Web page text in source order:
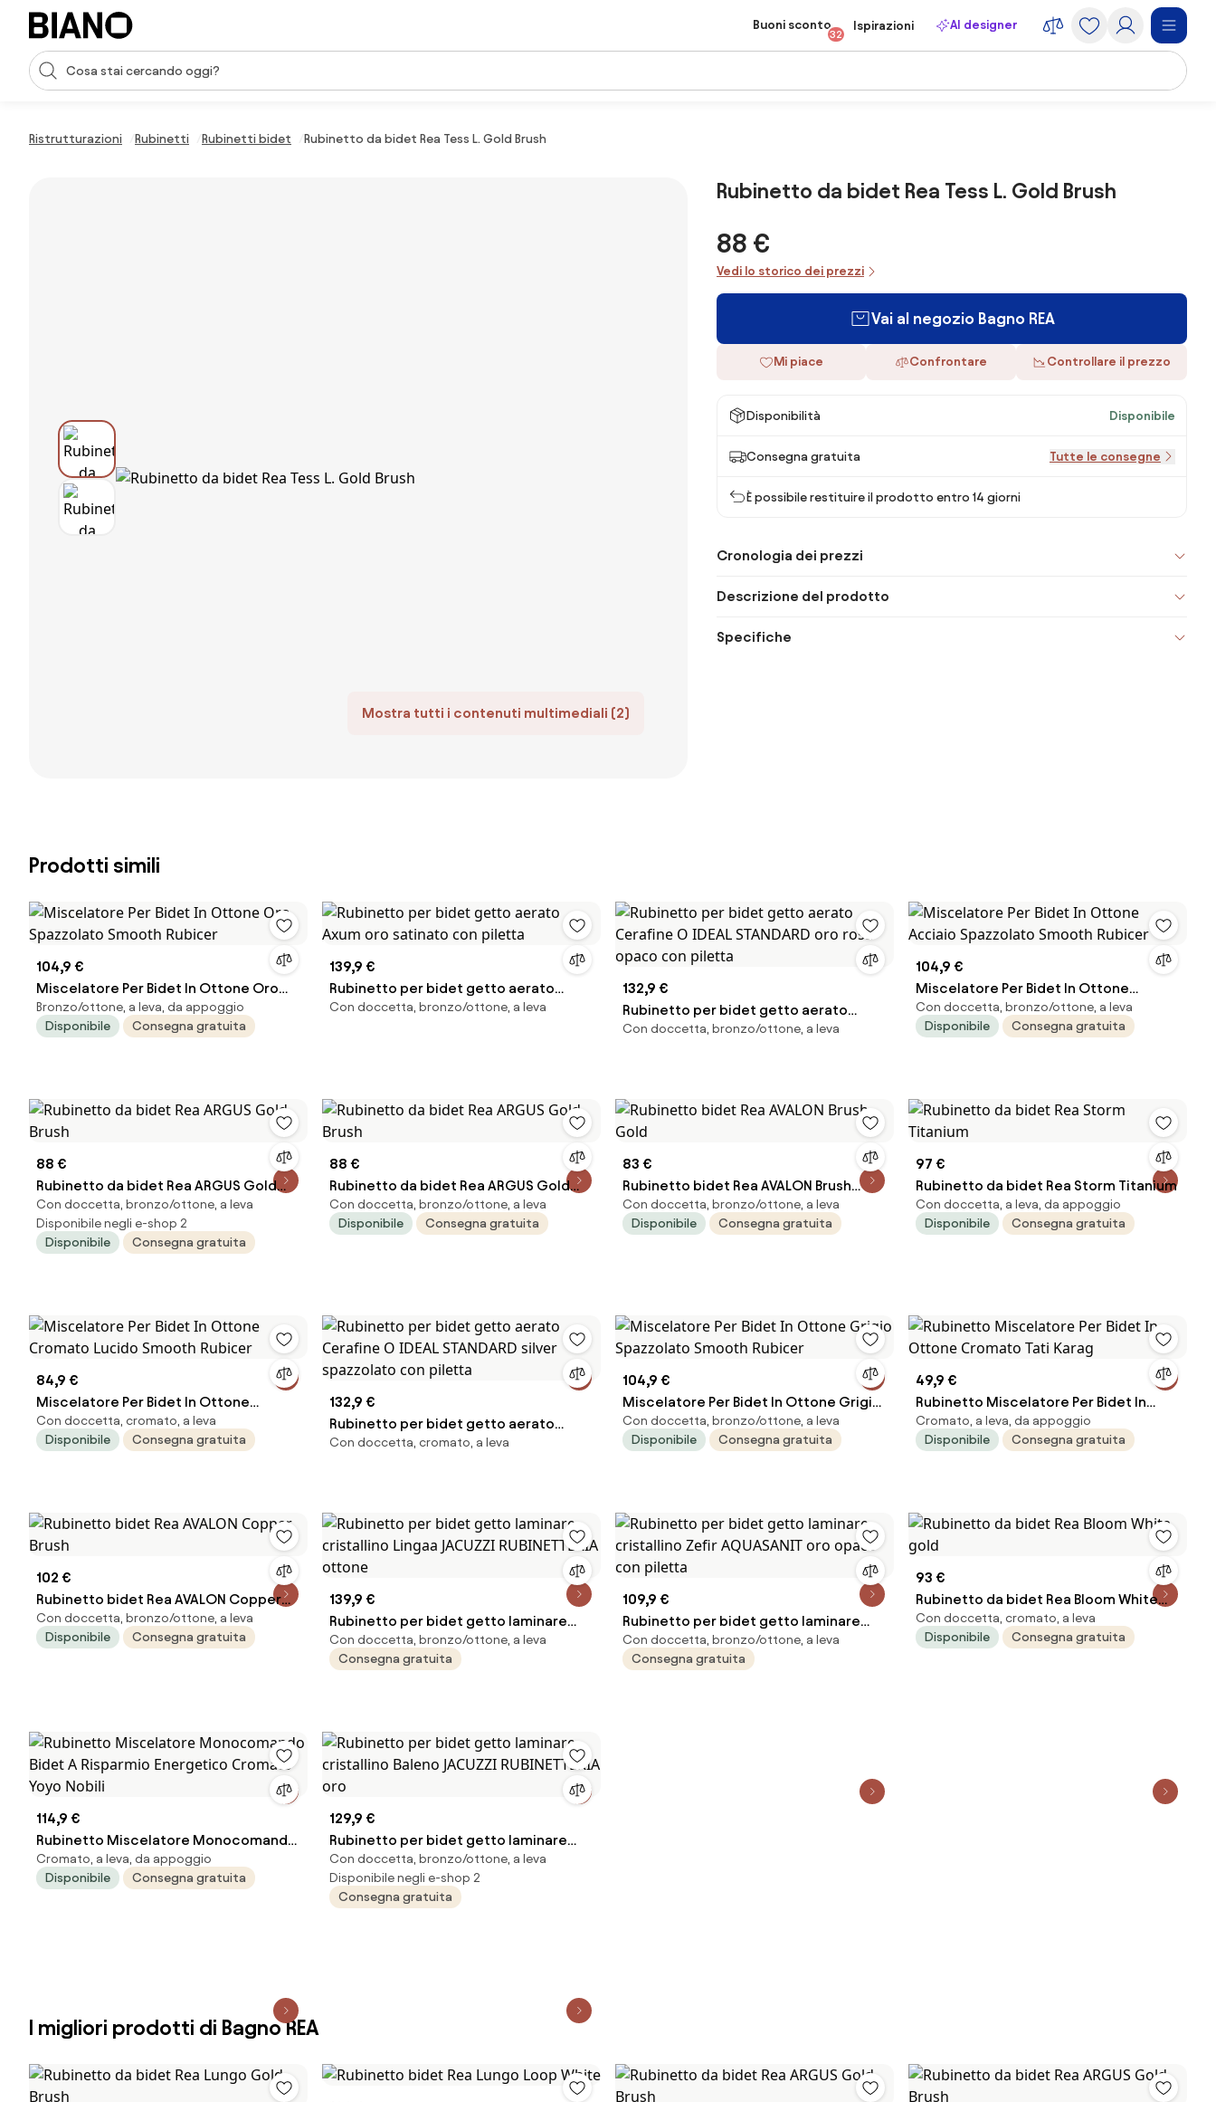
Salta la navigazione, vai al contenuto
Input della ricerca
Buoni sconto
32
Ispirazioni AI designer
Ristrutturazioni Rubinetti Rubinetti bidet Rubinetto da bidet Rea Tess L. Gold Brush
Mostra tutti i contenuti multimediali (2)
Rubinetto da bidet Rea Tess L. Gold Brush
88 €
Vedi lo storico dei prezzi
Vai al negozio Bagno REA
Mi piace Confrontare Controllare il prezzo
Disponibilità Disponibile
Consegna gratuita Tutte le consegne
È possibile restituire il prodotto entro 14 giorni
Cronologia dei prezzi
Descrizione del prodotto
Specifiche
Prodotti simili
104,9 €
Miscelatore Per Bidet In Ottone Oro
Spazzolato Smooth Rubicer
Bronzo/ottone, a leva, da appoggio
Disponibile
Consegna gratuita
139,9 €
Rubinetto per bidet getto aerato
Axum oro satinato con piletta
Con doccetta, bronzo/ottone, a leva
132,9 €
Rubinetto per bidet getto aerato
Cerafine O IDEAL STANDARD oro rosa
Con doccetta, bronzo/ottone, a leva
104,9 €
Miscelatore Per Bidet In Ottone
Acciaio Spazzolato Smooth Rubicer
Con doccetta, bronzo/ottone, a leva
Disponibile
Consegna gratuita
88 €
Rubinetto da bidet Rea ARGUS Gold
Brush
Con doccetta, bronzo/ottone, a leva
Disponibile negli e-shop 2
Disponibile
Consegna gratuita
88 €
Rubinetto da bidet Rea ARGUS Gold
Brush
Con doccetta, bronzo/ottone, a leva
Disponibile
Consegna gratuita
83 €
Rubinetto bidet Rea AVALON Brush
Gold
Con doccetta, bronzo/ottone, a leva
Disponibile
Consegna gratuita
97 €
Rubinetto da bidet Rea Storm Titanium
Con doccetta, a leva, da appoggio
Disponibile
Consegna gratuita
84,9 €
Miscelatore Per Bidet In Ottone
Cromato Lucido Smooth Rubicer
Con doccetta, cromato, a leva
Disponibile
Consegna gratuita
132,9 €
Rubinetto per bidet getto aerato
Cerafine O IDEAL STANDARD silver
Con doccetta, cromato, a leva
104,9 €
Miscelatore Per Bidet In Ottone Grigio
Spazzolato Smooth Rubicer
Con doccetta, bronzo/ottone, a leva
Disponibile
Consegna gratuita
49,9 €
Rubinetto Miscelatore Per Bidet In
Ottone Cromato Tati Karag
Cromato, a leva, da appoggio
Disponibile
Consegna gratuita
102 €
Rubinetto bidet Rea AVALON Copper
Brush
Con doccetta, bronzo/ottone, a leva
Disponibile
Consegna gratuita
139,9 €
Rubinetto per bidet getto laminare
cristallino Lingaa JACUZZI RUBINETTERIA
ottone
Con doccetta, bronzo/ottone, a leva
Consegna gratuita
109,9 €
Rubinetto per bidet getto laminare
cristallino Zefir AQUASANIT oro opaco
con piletta
Con doccetta, bronzo/ottone, a leva
Consegna gratuita
93 €
Rubinetto da bidet Rea Bloom White
gold
Con doccetta, cromato, a leva
Disponibile
Consegna gratuita
114,9 €
Rubinetto Miscelatore Monocomando
Bidet A Risparmio Energetico Cromato
Yoyo Nobili
Cromato, a leva, da appoggio
Disponibile
Consegna gratuita
129,9 €
Rubinetto per bidet getto laminare
cristallino Baleno JACUZZI RUBINETTERIA
oro
Con doccetta, bronzo/ottone, a leva
Disponibile negli e-shop 2
Consegna gratuita
I migliori prodotti di Bagno REA